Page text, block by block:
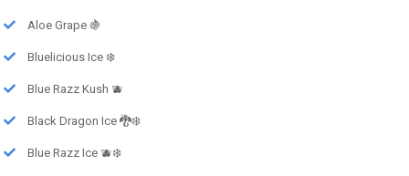
Aloe Grape 🍇
Bluelicious Ice ❄️
Blue Razz Kush 🫐
Black Dragon Ice 🐉❄️
Blue Razz Ice 🫐❄️